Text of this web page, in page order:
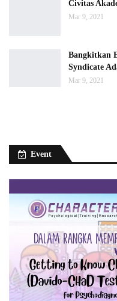
Civitas
Mar 9, 2021
Bangkitkan
Syndicate
Mar 9, 2021
Event